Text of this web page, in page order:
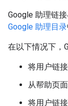
Google 助理链
Google 助理目录
在以下情况下，
将用户链
从帮助页
将用户链